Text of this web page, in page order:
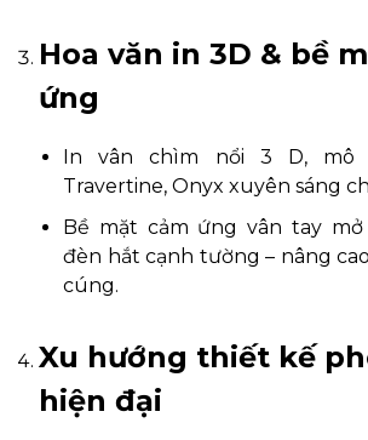
Hoa văn in 3D & bề
ứng
In vân chìm nổi 3 D, mô
Travertine, Onyx xuyên sáng
Bề mặt cảm ứng vân tay
đèn hắt cạnh tường – nâng
cúng.
Xu hướng thiết kế
hiện đại